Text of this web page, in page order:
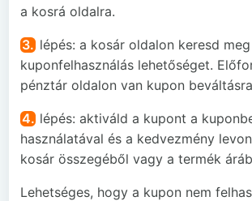
a kosrá oldalra.
3. lépés: a kosár oldalon keresd
kuponfelhasználás lehetőséget.
pénztár oldalon van kupon
4. lépés: aktiváld a kupont a
használatával és a kedvezmény
kosár összegéből vagy a termék
Lehetséges, hogy a kupon nem